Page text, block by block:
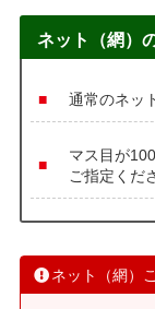
ネット（網）
通常のネッ
マス目が
ご指定くだ
ネット（網）